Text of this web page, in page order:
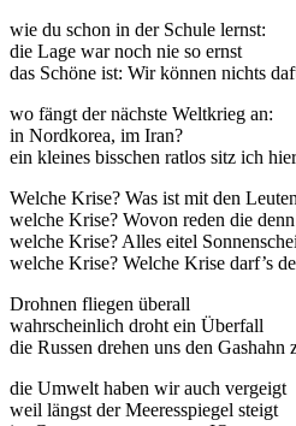
wie du schon in der Schule lernst:
die Lage war noch nie so ernst
das Schöne ist: Wir können nichts
wo fängt der nächste Weltkrieg an:
in Nordkorea, im Iran?
ein kleines bisschen ratlos sitz ich
Welche Krise? Was ist mit den
welche Krise? Wovon reden die
welche Krise? Alles eitel
welche Krise? Welche Krise darf’s
Drohnen fliegen überall
wahrscheinlich droht ein Überfall
die Russen drehen uns den Gashahn
die Umwelt haben wir auch vergeigt
weil längst der Meeresspiegel steigt